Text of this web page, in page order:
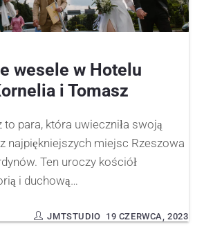
wesele w Hotelu
i Tomasz
para, która uwieczniła swoją
najpiękniejszych miejsc Rzeszowa
Ten uroczy kościół
i duchową…
19 CZERWCA, 2023
JMTSTUDIO